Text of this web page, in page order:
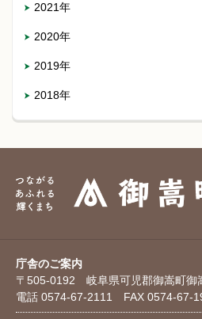
2021年
2020年
2019年
2018年
庁舎のご案内
〒505-0192 岐阜県可児郡御嵩町御
電話 0574-67-2111 FAX 0574-67-